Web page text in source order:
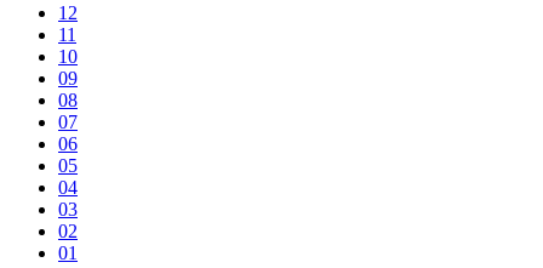
12
11
10
09
08
07
06
05
04
03
02
01